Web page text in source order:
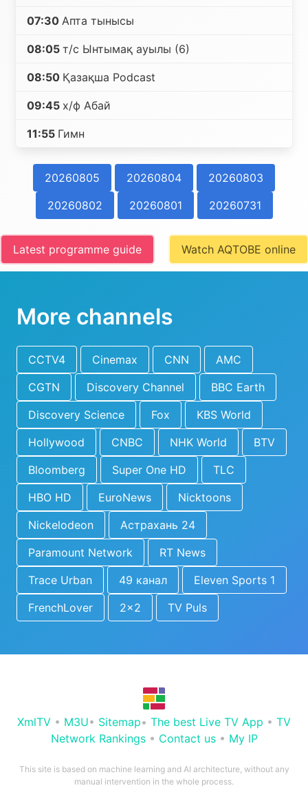
07:30 Апта тынысы
08:05 т/с Ынтымақ ауылы (6)
08:50 Қазақша Podcast
09:45 х/ф Абай
11:55 Гимн
20260805 20260804
20260803
20260802
20260801 20260731
Latest programme guide Watch AQTOBE online
More channels
CCTV4 Cinemax CNN
AMC
CGTN
Discovery Channel
BBC Earth
Discovery Science
Fox
KBS World
Hollywood
CNBC NHK World
BTV
Bloomberg
Super One HD
TLC
HBO HD
EuroNews
Nicktoons
Nickelodeon
Астрахань 24
Paramount Network
RT News
Trace Urban
49 канал
Eleven Sports 1
FrenchLover
2x2 TV Puls
XmlTV • M3U• Sitemap• The best Live TV App • TV
Network Rankings• Contact us• My IP
This site is based on machine learning and AI architecture, without any
manual intervention in the whole process.